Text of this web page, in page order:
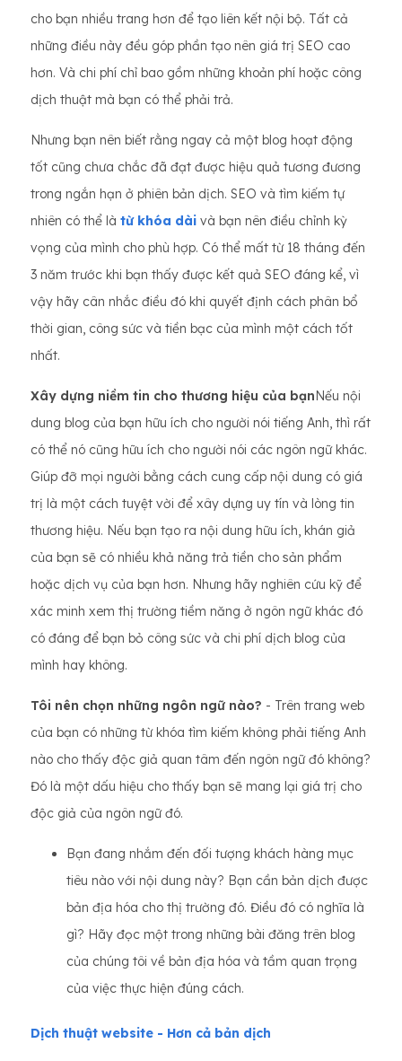
cho bạn nhiều trang hơn để tạo liên kết nội bộ. Tất cả
những điều này đều góp phần tạo nên giá trị SEO cao
hơn. Và chi phí chỉ bao gồm những khoản phí hoặc công
dịch thuật mà bạn có thể phải trả.
Nhưng bạn nên biết rằng ngay cả một blog hoạt động
tốt cũng chưa chắc đã đạt được hiệu quả tương đương
trong ngắn hạn ở phiên bản dịch. SEO và tìm kiếm tự
nhiên có thể là từ khóa dài và bạn nên điều chỉnh kỳ
vọng của mình cho phù hợp. Có thể mất từ ​​18 tháng đến
3 năm trước khi bạn thấy được kết quả SEO đáng kể, vì
vậy hãy cân nhắc điều đó khi quyết định cách phân bổ
thời gian, công sức và tiền bạc của mình một cách tốt
nhất.
Xây dựng niềm tin cho thương hiệu của bạnNếu nội
dung blog của bạn hữu ích cho người nói tiếng Anh, thì rất
có thể nó cũng hữu ích cho người nói các ngôn ngữ khác.
Giúp đỡ mọi người bằng cách cung cấp nội dung có giá
trị là một cách tuyệt vời để xây dựng uy tín và lòng tin
thương hiệu. Nếu bạn tạo ra nội dung hữu ích, khán giả
của bạn sẽ có nhiều khả năng trả tiền cho sản phẩm
hoặc dịch vụ của bạn hơn. Nhưng hãy nghiên cứu kỹ để
xác minh xem thị trường tiềm năng ở ngôn ngữ khác đó
có đáng để bạn bỏ công sức và chi phí dịch blog của
mình hay không.
Tôi nên chọn những ngôn ngữ nào? - Trên trang web
của bạn có những từ khóa tìm kiếm không phải tiếng Anh
nào cho thấy độc giả quan tâm đến ngôn ngữ đó không?
Đó là một dấu hiệu cho thấy bạn sẽ mang lại giá trị cho
độc giả của ngôn ngữ đó.
Bạn đang nhắm đến đối tượng khách hàng mục
tiêu nào với nội dung này? Bạn cần bản dịch được
bản địa hóa cho thị trường đó. Điều đó có nghĩa là
gì? Hãy đọc một trong những bài đăng trên blog
của chúng tôi về bản địa hóa và tầm quan trọng
của việc thực hiện đúng cách.
Dịch thuật website - Hơn cả bản dịch